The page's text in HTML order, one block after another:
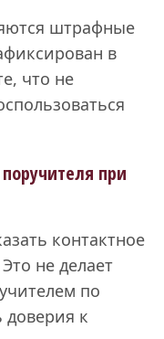
штрафные
в
что не
при
контактное
не делает
по
доверия к